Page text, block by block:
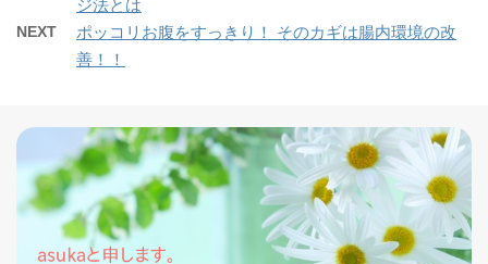
ジ法とは
NEXT
ポッコリお腹をすっきり！ そのカギは腸内環境の改
善！！